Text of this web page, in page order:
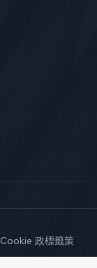
Cookie 政標籤策